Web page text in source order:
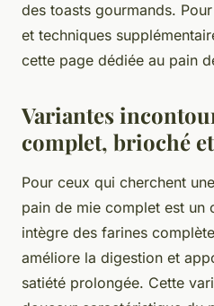
des toasts gourmands.
et techniques
cette page dédiée au pain
Variantes
complet, brioché
Pour ceux qui cherchent
pain de mie complet est un
intègre des farines
améliore la digestion et
satiété prolongée. Cette